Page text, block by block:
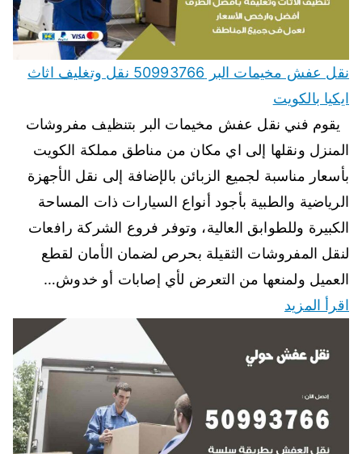
نقل عفش مخيمات البر 50993766 نقل وتغليف اثاث
ايكيا بالكويت
يقوم فني نقل عفش مخيمات البر بتنظيف مفروشات
المنزل ونقلها إلى اي مكان من مناطق مملكة الكويت
بأسعار مناسبة لجميع الزبائن بالإضافة إلى نقل الأجهزة
الرياضية والطبية بأجود أنواع السيارات ذات المساحة
الكبيرة وللطوابق العالية، وتوفر فروع الشركة رافعات
لنقل المفروشات الثقيلة بحرص لضمان الأمان لقطع
العميل ولمنعها من التعرض لأي إصابات أو خدوش…
اقرأ المزيد